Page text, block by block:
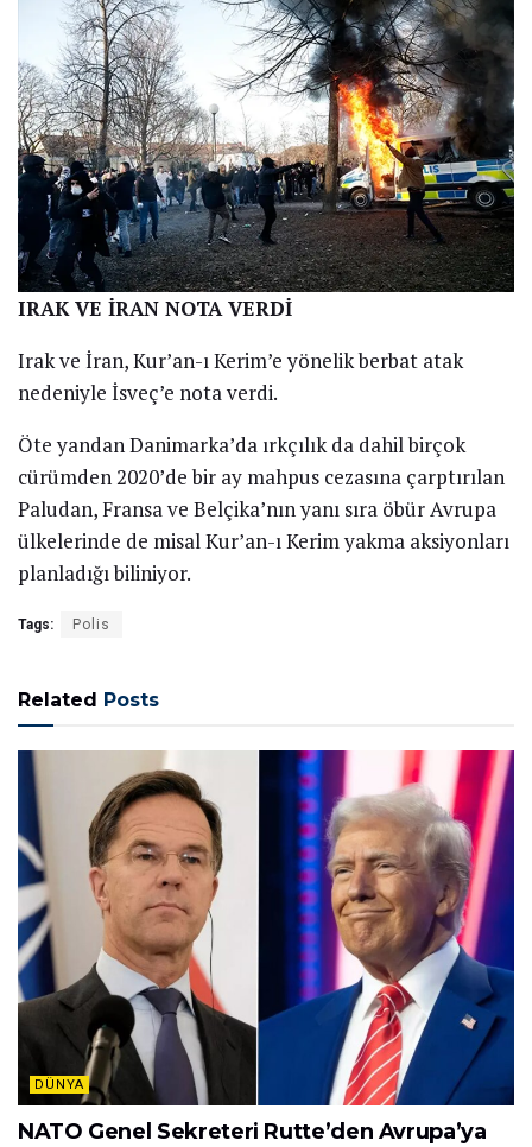
IRAK VE İRAN NOTA VERDİ
Irak ve İran, Kur’an-ı Kerim’e yönelik berbat atak
nedeniyle İsveç’e nota verdi.
Öte yandan Danimarka’da ırkçılık da dahil birçok
cürümden 2020’de bir ay mahpus cezasına çarptırılan
Paludan, Fransa ve Belçika’nın yanı sıra öbür Avrupa
ülkelerinde de misal Kur’an-ı Kerim yakma aksiyonları
planladığı biliniyor.
Tags: Polis
Related Posts
DÜNYA
NATO Genel Sekreteri Rutte’den Avrupa’ya